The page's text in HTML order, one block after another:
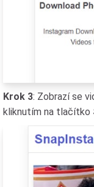
Krok 3: Zobrazí se
kliknutím na tlačítko